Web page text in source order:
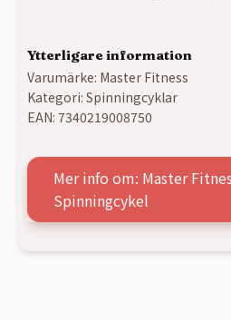
Ytterligare information
Varumärke: Master Fitness
Kategori: Spinningcyklar
EAN: 7340219008750
Mer info om: Master
Spinningcykel